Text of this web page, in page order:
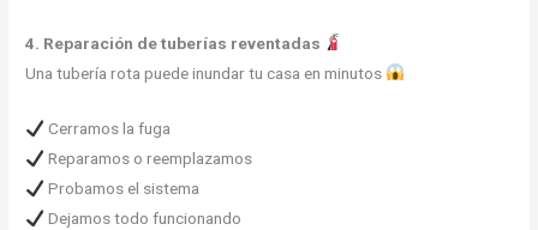
4. Reparación de tuberías reventadas
Una tubería rota puede inundar tu casa en minutos
Cerramos la fuga
Reparamos o reemplazamos
Probamos el sistema
Dejamos todo funcionando